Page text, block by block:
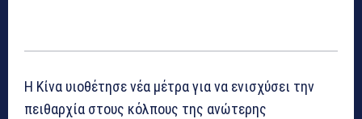
Η Κίνα υιοθέτησε νέα μέτρα για να ενισχύσει την
πειθαρχία στους κόλπους της ανώτερης